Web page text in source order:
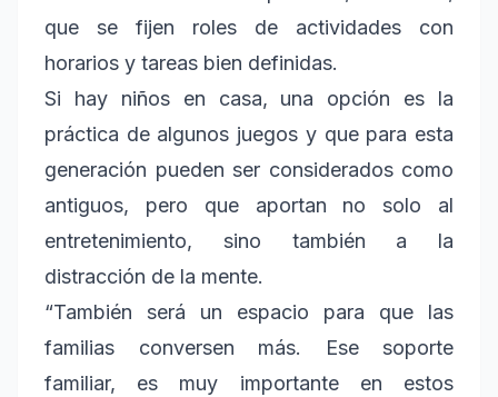
que se fijen roles de actividades con
horarios y tareas bien definidas.
Si hay niños en casa, una opción es la
práctica de algunos juegos y que para esta
generación pueden ser considerados como
antiguos, pero que aportan no solo al
entretenimiento, sino también a la
distracción de la mente.
“También será un espacio para que las
familias conversen más. Ese soporte
familiar, es muy importante en estos